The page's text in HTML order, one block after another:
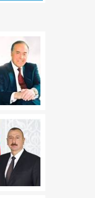
01:13
08 Avqust
08 Avqust